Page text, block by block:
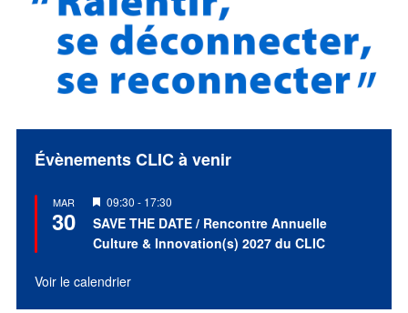
Évènements CLIC à venir
MAR
30
Mis
en
avant
09:30 - 17:30
SAVE THE DATE / Rencontre Annuelle
Culture & Innovation(s) 2027 du CLIC
Voir le calendrier